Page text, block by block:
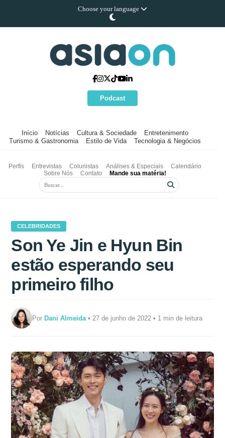
Choose your language
Podcast
Início Notícias Cultura & Sociedade
Entretenimento
Turismo & Gastronomia
Estilo de Vida Tecnologia & Negócios
Perfis Entrevistas Colunistas Análises & Especiais
Calendário
Sobre Nós
Contato Mande sua matéria!
CELEBRIDADES
Son Ye Jin e Hyun Bin
estão esperando seu
primeiro filho
PorDani Almeida • 27 de junho de 2022 • 1 min de leitura